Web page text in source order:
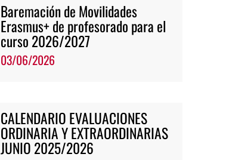
Baremación de Movilidades
Erasmus+ de profesorado para el
curso 2026/2027
03/06/2026
CALENDARIO EVALUACIONES
ORDINARIA Y EXTRAORDINARIAS
JUNIO 2025/2026